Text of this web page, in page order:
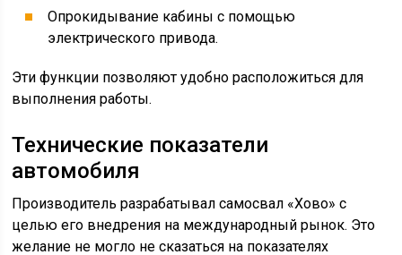
объем бака машины, расход топлива двигателем и
его мощность
Автомобиль оснащается дизельным четырехтактным
может изменяться от 336 до 375 лошадиных сил.
Объем силового агрегата составляет 9726 сантиметров
кубических.
Двигатель с шестью цилиндрами, расположенными в
ряд. Для улучшения технических характеристик